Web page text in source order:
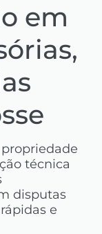
em
técnica
disputas
e